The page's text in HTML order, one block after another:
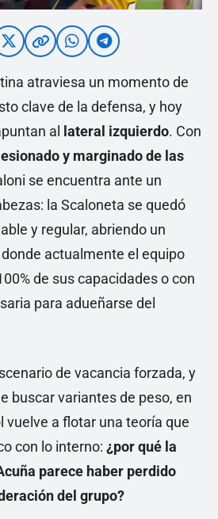
atraviesa un momento de
clave de la defensa, y hoy
al
lateral izquierdo. Con
y marginado de las
se encuentra ante un
la Scaloneta se quedó
y regular, abriendo un
actualmente el equipo
de sus capacidades o con
para adueñarse del
de vacancia forzada, y
buscar variantes de peso, en
vuelve a flotar una teoría que
con lo interno: ¿por qué la
parece haber perdido
del grupo?